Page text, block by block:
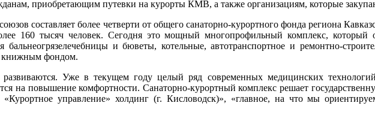
приобретающим путевки на курорты КМВ, а также организациям, которые
составляет более четверти от общего санаторно-курортного фонда региона
160 тысяч человек. Сегодня это мощный многопрофильный комплекс, который
бальнеогрязелечебницы и бюветы, котельные, автотранспортное и ремонтно-
книжным фондом.
Уже в текущем году целый ряд современных медицинских
на повышение комфортности. Санаторно-курортный комплекс решает
управление» холдинг (г. Кисловодск)», «главное, на что мы